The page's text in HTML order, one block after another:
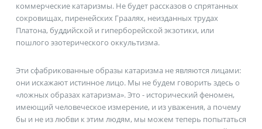
коммерческие катаризмы. Не будет рассказов о спрятанных
сокровищах, пиренейских Граалях, неизданных трудах
Платона, буддийской и гиперборейской экзотики, или
пошлого эзотерического оккультизма.
Эти сфабрикованные образы катаризма не являются лицами:
они искажают истинное лицо. Мы не будем говорить здесь о
«ложных образах катаризма». Это - исторический феномен,
имеющий человеческое измерение, и из уважения, а почему
бы и не из любви к этим людям, мы можем теперь попытаться